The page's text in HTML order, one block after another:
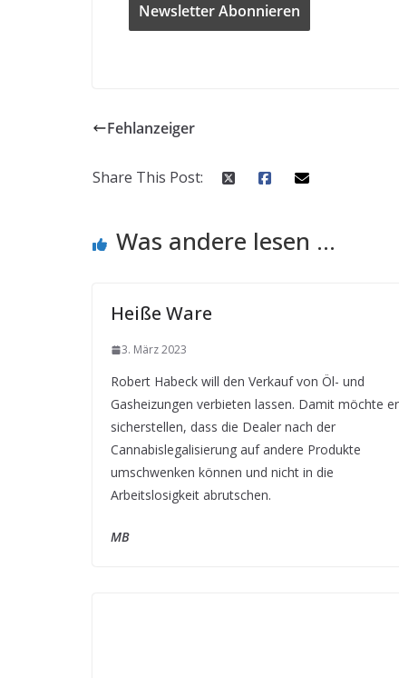
Fehlanzeiger
Share This Post:
Was andere lesen ...
Heiße Ware
3. März 2023
Robert Habeck will den Verkauf von Öl- und
Gasheizungen verbieten lassen. Damit möchte er
sicherstellen, dass die Dealer nach der
Cannabislegalisierung auf andere Produkte
umschwenken können und nicht in die
Arbeitslosigkeit abrutschen.
MB